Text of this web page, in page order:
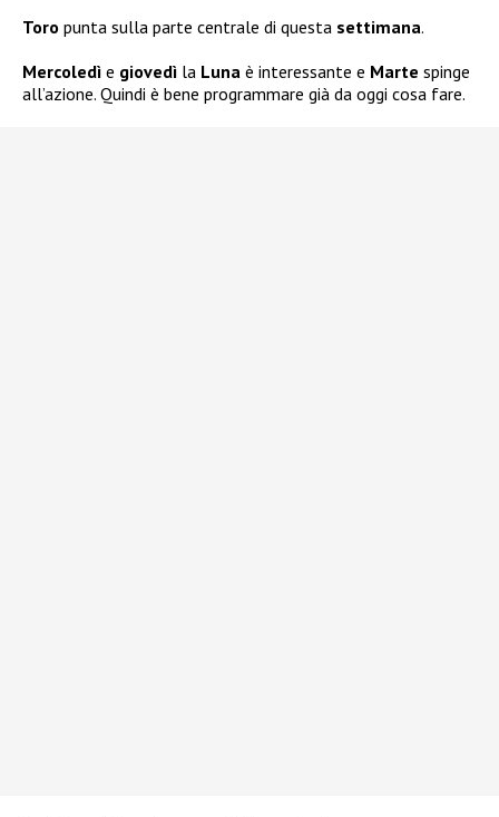
Toro punta sulla parte centrale di questa settimana.
Mercoledì e giovedì la Luna è interessante e Marte spinge
all’azione. Quindi è bene programmare già da oggi cosa fare.